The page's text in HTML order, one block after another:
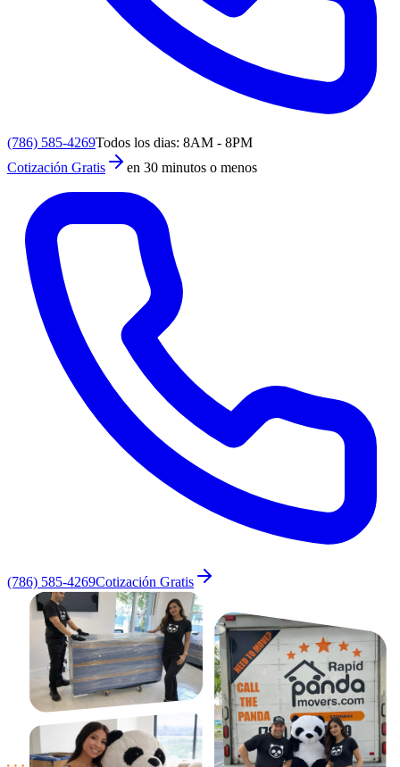
(786) 585-4269Todos los dias: 8AM - 8PM
Cotización Gratis
en 30 minutos o menos
(786) 585-4269Cotización Gratis